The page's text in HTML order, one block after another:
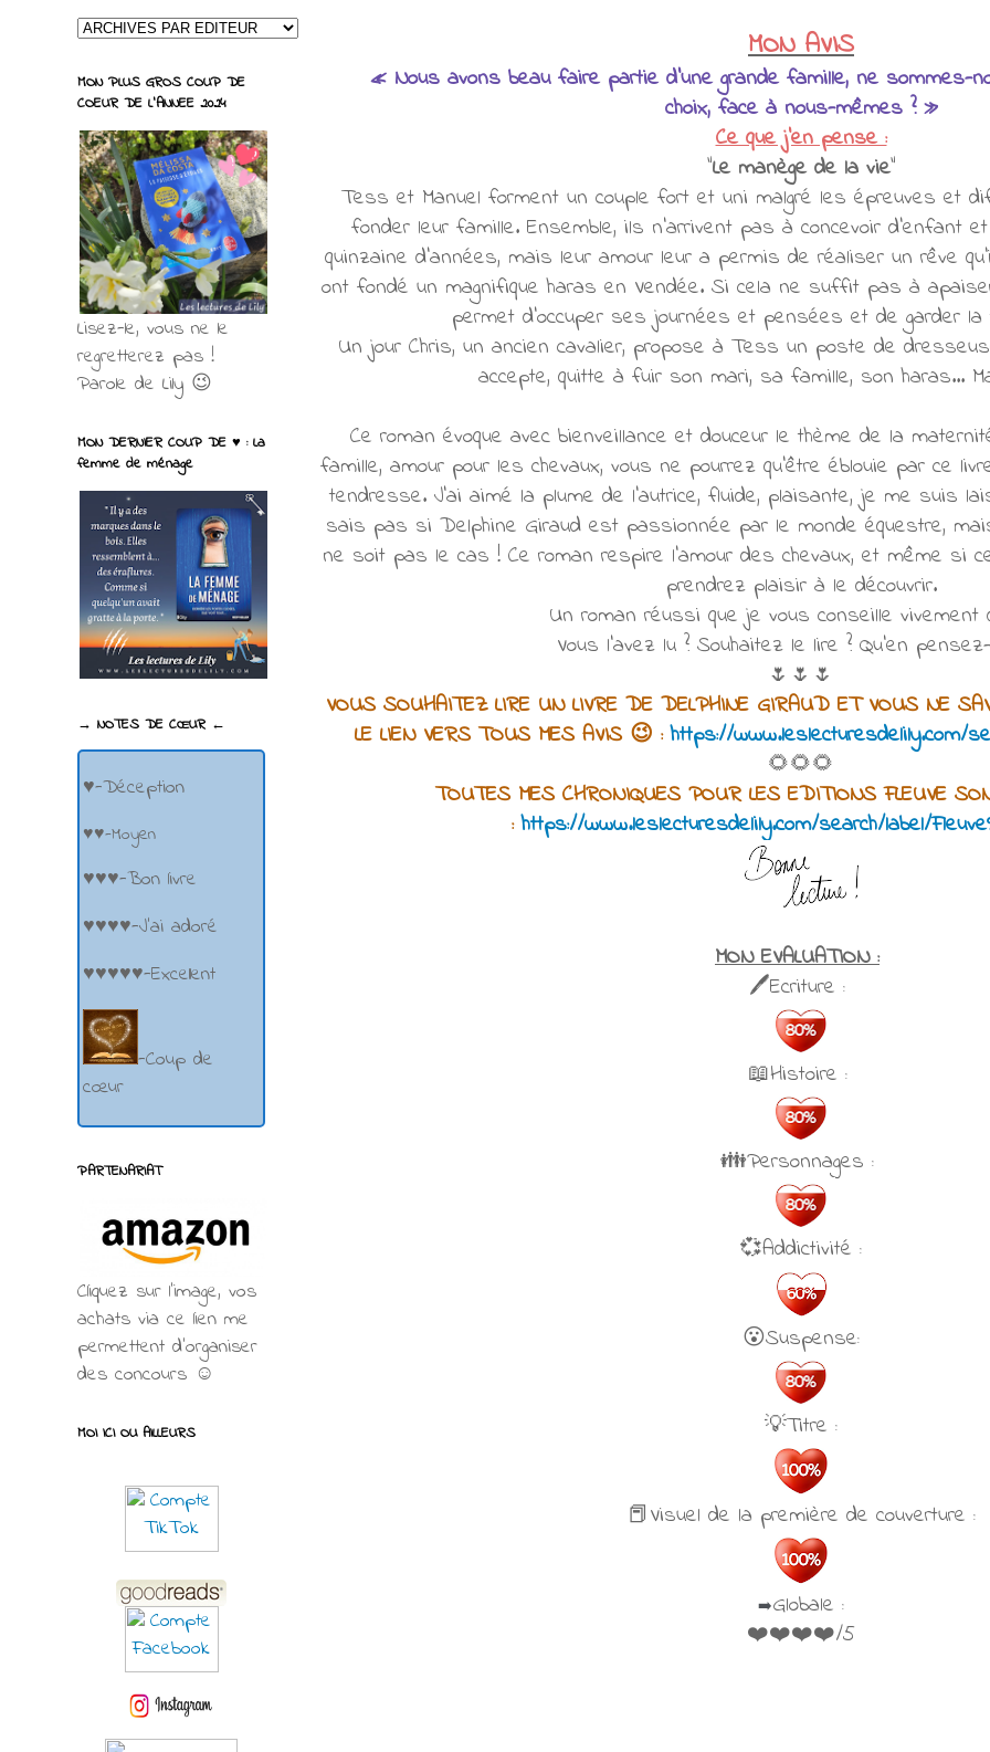
MON AVIS
« Nous avons beau faire partie d’une grande famille, ne
choix, face à nous-mêmes ? »
Ce que j'en pense :
"Le manège de la vie"
Tess et Manuel forment un couple fort et uni malgré les épreuves et
fonder leur famille. Ensemble, ils n'arrivent pas à concevoir d'enfant
quinzaine d'années, mais leur amour leur a permis de réaliser un rêve
ont fondé un magnifique haras en Vendée. Si cela ne suffit pas à
permet d'occuper ses journées et pensées et de garder
Un jour Chris, un ancien cavalier, propose à Tess un poste de
accepte, quitte à fuir son mari, sa famille, son haras...
Ce roman évoque avec bienveillance et douceur le thème de la
famille, amour pour les chevaux, vous ne pourrez qu'être éblouie par ce
tendresse. J'ai aimé la plume de l'autrice, fluide, plaisante, je me suis
sais pas si Delphine Giraud est passionnée par le monde équestre,
ne soit pas le cas ! Ce roman respire l'amour des chevaux, et même si
prendrez plaisir à le découvrir.
Un roman réussi que je vous conseille vivement
Vous l'avez lu ? Souhaitez le lire ? Qu'en
🌷🌷🌷
VOUS SOUHAITEZ LIRE UN LIVRE DE DELPHINE GIRAUD ET VOUS NE
LE LIEN VERS TOUS MES AVIS 😉 :https://www.leslecturesdelily.com/
🌻🌻🌻
TOUTES MES CHRONIQUES POUR LES EDITIONS FLEUVE
:https://www.leslecturesdelily.com/search/label/
MON EVALUATION :
🖊Ecriture :
📖Histoire :
👪Personnages :
💞Addictivité :
😮Suspense:
💡Titre :
📕Visuel de la première de couverture :
➡️Globale :
❤️❤️❤️❤️/5
MON PLUS GROS COUP DE
COEUR DE L'ANNEE 2024
Lisez-le, vous ne le
regretterez pas !
Parole de Lily 😉
MON DERNIER COUP DE ♥ : La
femme de ménage
→ NOTES DE CŒUR ←
♥-Déception
♥♥-Moyen
♥♥♥-Bon livre
♥♥♥♥-J'ai adoré
♥♥♥♥♥-Excellent
-Coup de
cœur
PARTENARIAT
Cliquez sur l'image, vos
achats via ce lien me
permettent d’organiser
des concours ☺
MOI ICI OU AILLEURS